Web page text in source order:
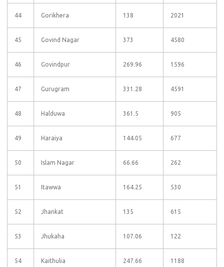
44 Gorikhera 138 2021
45 Govind Nagar 373 4580
46 Govindpur 269.96 1596
47 Gurugram 331.28 4591
48 Halduwa 361.5 905
49 Haraiya 144.05 677
50 Islam Nagar 66.66 262
51 Itawwa 164.25 530
52 Jhankat 135 615
53 Jhukaha 107.06 122
54 Kaithulia 247.66 1188